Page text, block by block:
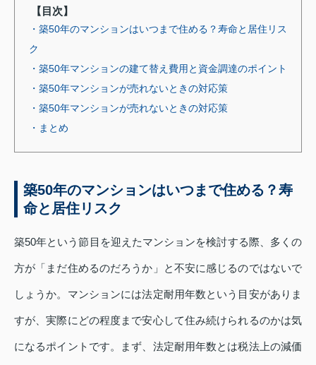
【目次】
・築50年のマンションはいつまで住める？寿命と居住リス
ク
・築50年マンションの建て替え費用と資金調達のポイント
・築50年マンションが売れないときの対応策
・築50年マンションが売れないときの対応策
・まとめ
築50年のマンションはいつまで住める？寿
命と居住リスク
築50年という節目を迎えたマンションを検討する際、多くの
方が「まだ住めるのだろうか」と不安に感じるのではないで
しょうか。マンションには法定耐用年数という目安がありま
すが、実際にどの程度まで安心して住み続けられるのかは気
になるポイントです。まず、法定耐用年数とは税法上の減価